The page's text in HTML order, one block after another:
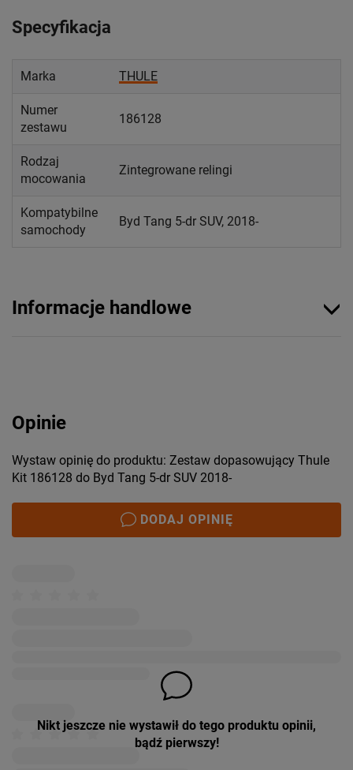
Specyfikacja
Marka THULE
Numer
zestawu
186128
Rodzaj
mocowania
Zintegrowane relingi
Kompatybilne
samochody
Byd Tang 5-dr SUV, 2018-
Informacje handlowe
Opinie
Wystaw opinię do produktu: Zestaw dopasowujący Thule
Kit 186128 do Byd Tang 5-dr SUV 2018-
DODAJ OPINIĘ
Nikt jeszcze nie wystawił do tego produktu opinii,
bądź pierwszy!